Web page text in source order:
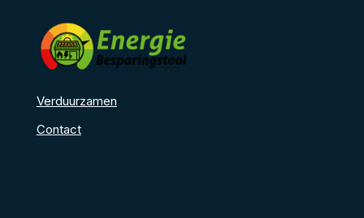
Verduurzamen
Contact